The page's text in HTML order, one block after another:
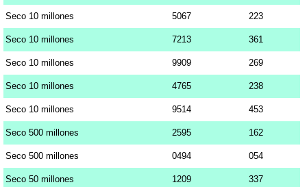
Seco 10 millones 5067 223
Seco 10 millones 7213 361
Seco 10 millones 9909 269
Seco 10 millones 4765 238
Seco 10 millones 9514 453
Seco 500 millones 2595 162
Seco 500 millones 0494 054
Seco 50 millones 1209 337